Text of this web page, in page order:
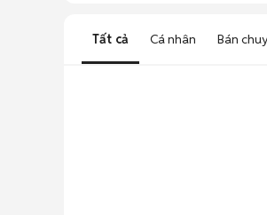
Tất cả Cá nhân Bán